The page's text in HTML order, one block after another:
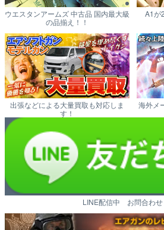
ウエスタンアームズ 中古品 国内最大級
の品揃え！！
A1が
出張などによる大量買取も対応しま
す！
海外メ
LINE配信中 お問合わせ